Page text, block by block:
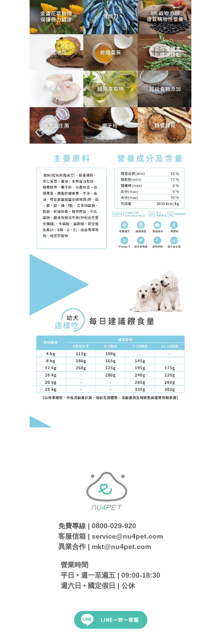
免費專線 | 0800-029-920
客服信箱 | service@nu4pet.com
異業合作 | mkt@nu4pet.com
營業時間
平日 • 週一至週五 | 09:00-18:30
週六日 • 國定假日 | 公休